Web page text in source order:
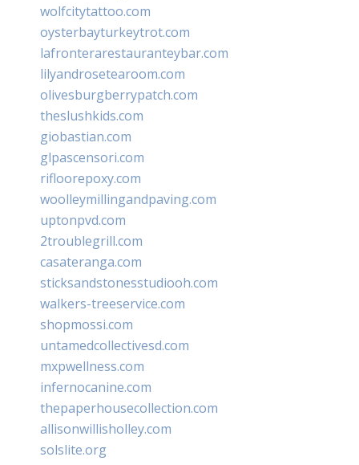
wolfcitytattoo.com
oysterbayturkeytrot.com
lafronterarestauranteybar.com
lilyandrosetearoom.com
olivesburgberrypatch.com
theslushkids.com
giobastian.com
glpascensori.com
rifloorepoxy.com
woolleymillingandpaving.com
uptonpvd.com
2troublegrill.com
casateranga.com
sticksandstonesstudiooh.com
walkers-treeservice.com
shopmossi.com
untamedcollectivesd.com
mxpwellness.com
infernocanine.com
thepaperhousecollection.com
allisonwillisholley.com
solslite.org